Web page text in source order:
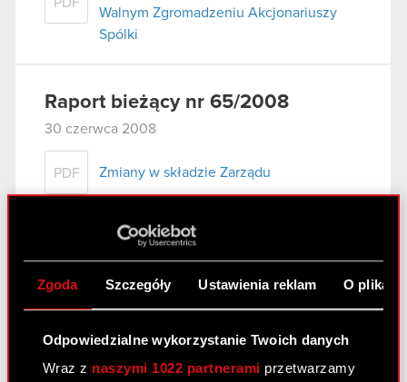
Zgoda Szczegóły Ustawienia reklam O
Odpowiedzialne wykorzystanie Twoich danych
Wraz z naszymi 1022 partnerami przetwarzamy
PDF
Walnym Zgromadzeniu Akcjonariuszy
Spólki
Raport bieżący nr 65/2008
30 czerwca 2008
PDF Zmiany w składzie Zarządu
Raport bieżący nr 64/2008
19 czerwca 2008